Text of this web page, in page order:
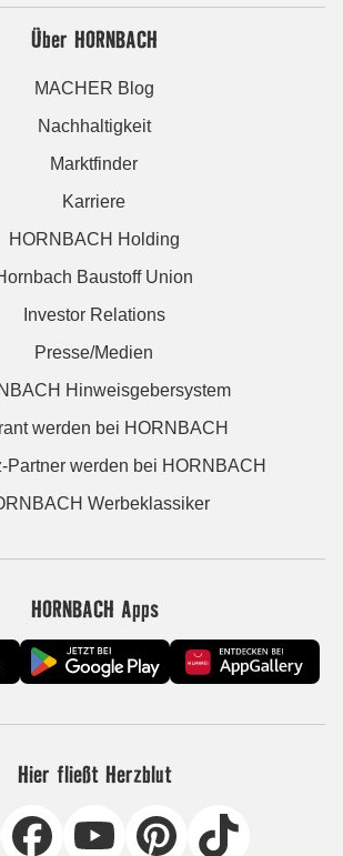
Über HORNBACH
MACHER Blog
Nachhaltigkeit
Marktfinder
Karriere
HORNBACH Holding
Baustoff Union
Investor Relations
Presse/Medien
Hinweisgebersystem
werden bei HORNBACH
Partner werden bei HORNBACH
Werbeklassiker
HORNBACH Apps
Hier fließt Herzblut